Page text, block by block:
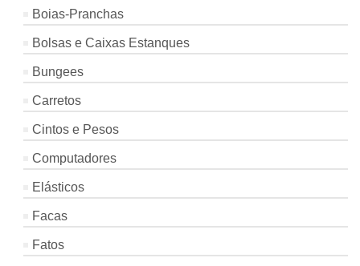
Boias-Pranchas
Bolsas e Caixas Estanques
Bungees
Carretos
Cintos e Pesos
Computadores
Elásticos
Facas
Fatos